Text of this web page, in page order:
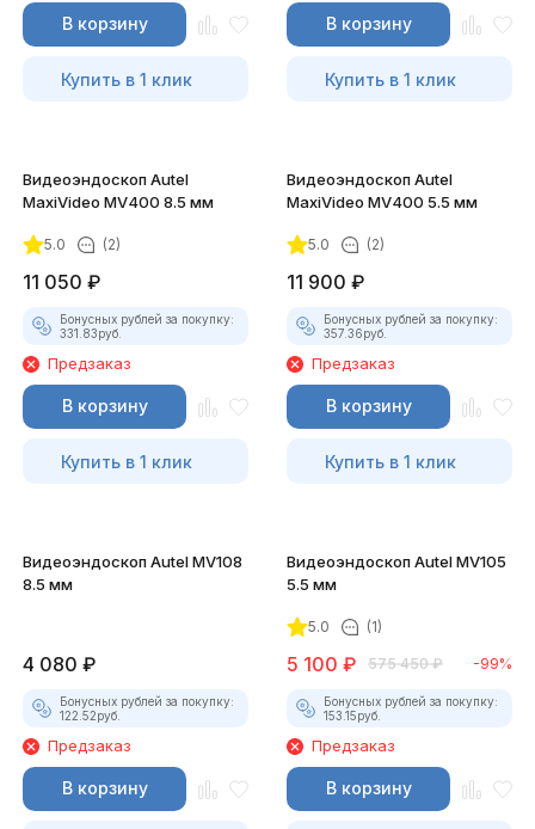
В корзину
Купить в 1 клик
В корзину
Купить в 1 клик
Видеоэндоскоп Autel
MaxiVideo MV400 8.5 мм
5.0 (2)
11 050 ₽
Бонусных рублей за покупку:
331.83руб.
Предзаказ
В корзину
Купить в 1 клик
Видеоэндоскоп Autel
MaxiVideo MV400 5.5 мм
5.0 (2)
11 900 ₽
Бонусных рублей за покупку:
357.36руб.
Предзаказ
В корзину
Купить в 1 клик
Видеоэндоскоп Autel MV108
8.5 мм
4 080 ₽
Бонусных рублей за покупку:
122.52руб.
Предзаказ
В корзину
Видеоэндоскоп Autel MV105
5.5 мм
5.0 (1)
5 100 ₽ 575 450 ₽ -99%
Бонусных рублей за покупку:
153.15руб.
Предзаказ
В корзину